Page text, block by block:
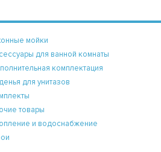
мойки
для ванной комнаты
комплектация
для унитазов
товары
и водоснабжение